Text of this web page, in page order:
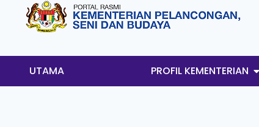
UTAMA PROFIL KEMENTERIAN